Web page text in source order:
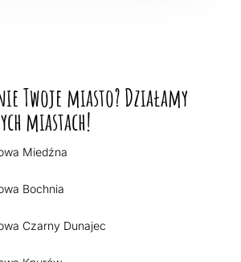
Twoje miasto? Działamy
miastach!
Miedźna
Bochnia
Czarny Dunajec